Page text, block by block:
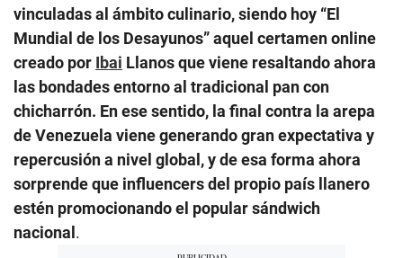
vinculadas al ámbito culinario, siendo hoy “El
Mundial de los Desayunos” aquel certamen online
creado por Ibai Llanos que viene resaltando ahora
las bondades entorno al tradicional pan con
chicharrón. En ese sentido, la final contra la arepa
de Venezuela viene generando gran expectativa y
repercusión a nivel global, y de esa forma ahora
sorprende que influencers del propio país llanero
estén promocionando el popular sándwich
nacional.